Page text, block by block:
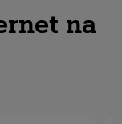
na